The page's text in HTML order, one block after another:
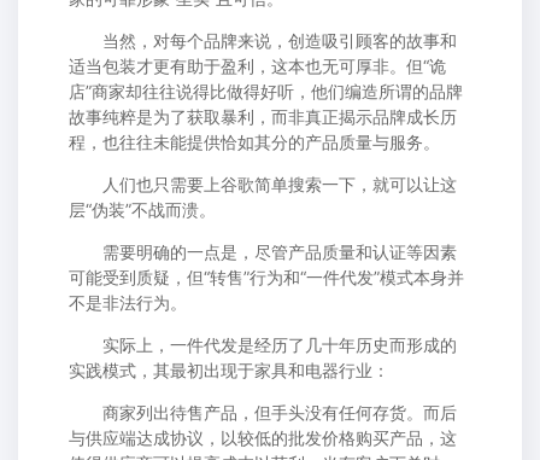
当然，对每个品牌来说，创造吸引顾客的故事和
适当包装才更有助于盈利，这本也无可厚非。但“诡
店”商家却往往说得比做得好听，他们编造所谓的品牌
故事纯粹是为了获取暴利，而非真正揭示品牌成长历
程，也往往未能提供恰如其分的产品质量与服务。
人们也只需要上谷歌简单搜索一下，就可以让这
层“伪装”不战而溃。
需要明确的一点是，尽管产品质量和认证等因素
可能受到质疑，但“转售”行为和“一件代发”模式本身并
不是非法行为。
实际上，一件代发是经历了几十年历史而形成的
实践模式，其最初出现于家具和电器行业：
商家列出待售产品，但手头没有任何存货。而后
与供应端达成协议，以较低的批发价格购买产品，这